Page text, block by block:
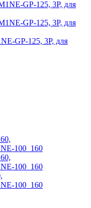
GP-125, 3P, для
100_160